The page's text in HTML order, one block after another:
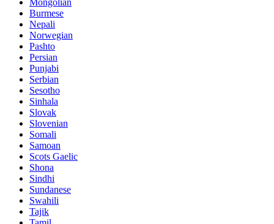
Burmese
Nepali
Norwegian
Pashto
Persian
Punjabi
Serbian
Sesotho
Sinhala
Slovak
Slovenian
Somali
Samoan
Scots Gaelic
Shona
Sindhi
Sundanese
Swahili
Tajik